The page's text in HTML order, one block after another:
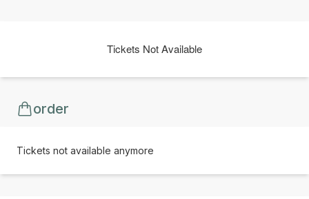
Tickets Not Available
order
Tickets not available anymore